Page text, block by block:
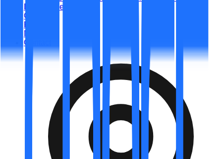
Digitalizare
Certificări
Portofoliu
Noutăți
Contact